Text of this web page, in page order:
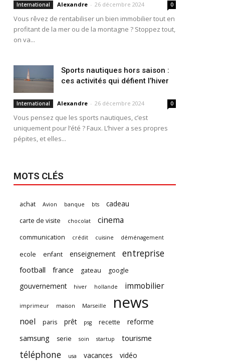
International Alexandre - 26 décembre 2024 0
Vous rêvez de rentabiliser un bien immobilier tout en
profitant de la mer ou de la montagne ? Stoppez tout,
on va...
Sports nautiques hors saison :
ces activités qui défient l’hiver
International Alexandre - 26 décembre 2024 0
Vous pensez que les sports nautiques, c’est
uniquement pour l’été ? Faux. L’hiver a ses propres
pépites, et elles...
MOTS CLÉS
achat Avion banque bts cadeau
carte de visite chocolat cinema
communication crédit cuisine déménagement
ecole enfant enseignement entreprise
football france gateau google
gouvernement hiver hollande immobilier
imprimeur maison Marseille news
noel paris prêt psg recette reforme
samsung serie soin startup tourisme
téléphone usa vacances vidéo